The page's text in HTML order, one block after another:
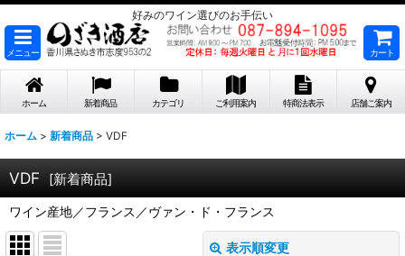
好みのワイン選びのお手伝い
メニュー カート
ホーム 新着商品 カテゴリ ご利用案内 特商法表示 店舗ご案内
ホーム > 新着商品 > VDF
VDF [新着商品]
ワイン産地／フランス／ヴァン・ド・フランス
表示順変更